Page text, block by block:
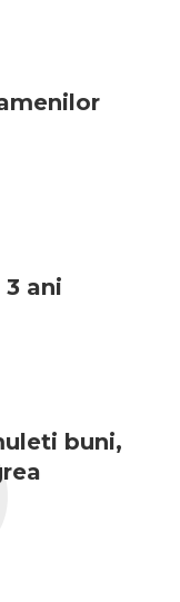
ani
buni,